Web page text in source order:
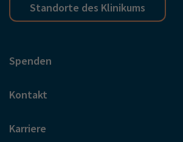
Standorte des Klinikums
Spenden
Kontakt
Karriere